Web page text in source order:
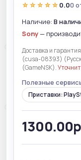
☆☆☆☆☆ 0.00
Наличие: В
Sony—
Доставка и
(cusa-08393)
(GameNSK).
Полезные
Приставки: